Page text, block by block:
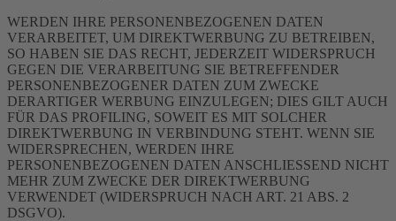
WERDEN IHRE PERSONENBEZOGENEN DATEN
VERARBEITET, UM DIREKTWERBUNG ZU BETREIBEN,
SO HABEN SIE DAS RECHT, JEDERZEIT WIDERSPRUCH
GEGEN DIE VERARBEITUNG SIE BETREFFENDER
PERSONENBEZOGENER DATEN ZUM ZWECKE
DERARTIGER WERBUNG EINZULEGEN; DIES GILT AUCH
FÜR DAS PROFILING, SOWEIT ES MIT SOLCHER
DIREKTWERBUNG IN VERBINDUNG STEHT. WENN SIE
WIDERSPRECHEN, WERDEN IHRE
PERSONENBEZOGENEN DATEN ANSCHLIESSEND NICHT
MEHR ZUM ZWECKE DER DIREKTWERBUNG
VERWENDET (WIDERSPRUCH NACH ART. 21 ABS. 2
DSGVO).